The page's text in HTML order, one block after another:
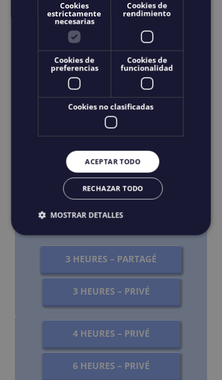
Capitaine & Guide
Nourriture et boisson préparées
Activités : Plongée en apnée
Privé ou partagé
Transport : Consulter
3 HEURES – PARTAGÉ
3 HEURES – PRIVÉ
4 HEURES – PRIVÉ
6 HEURES – PRIVÉ
Cookies
estrictamente
necesarias
Cookies de
rendimiento
Cookies de
preferencias
Cookies de
funcionalidad
Cookies no clasificadas
ACEPTAR TODO
RECHAZAR TODO
MOSTRAR DETALLES